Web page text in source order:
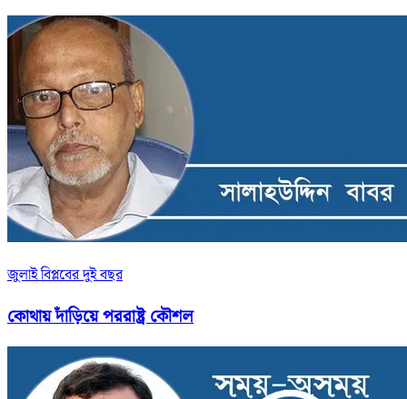
জুলাই বিপ্লবের দুই বছর
কোথায় দাঁড়িয়ে পররাষ্ট্র কৌশল